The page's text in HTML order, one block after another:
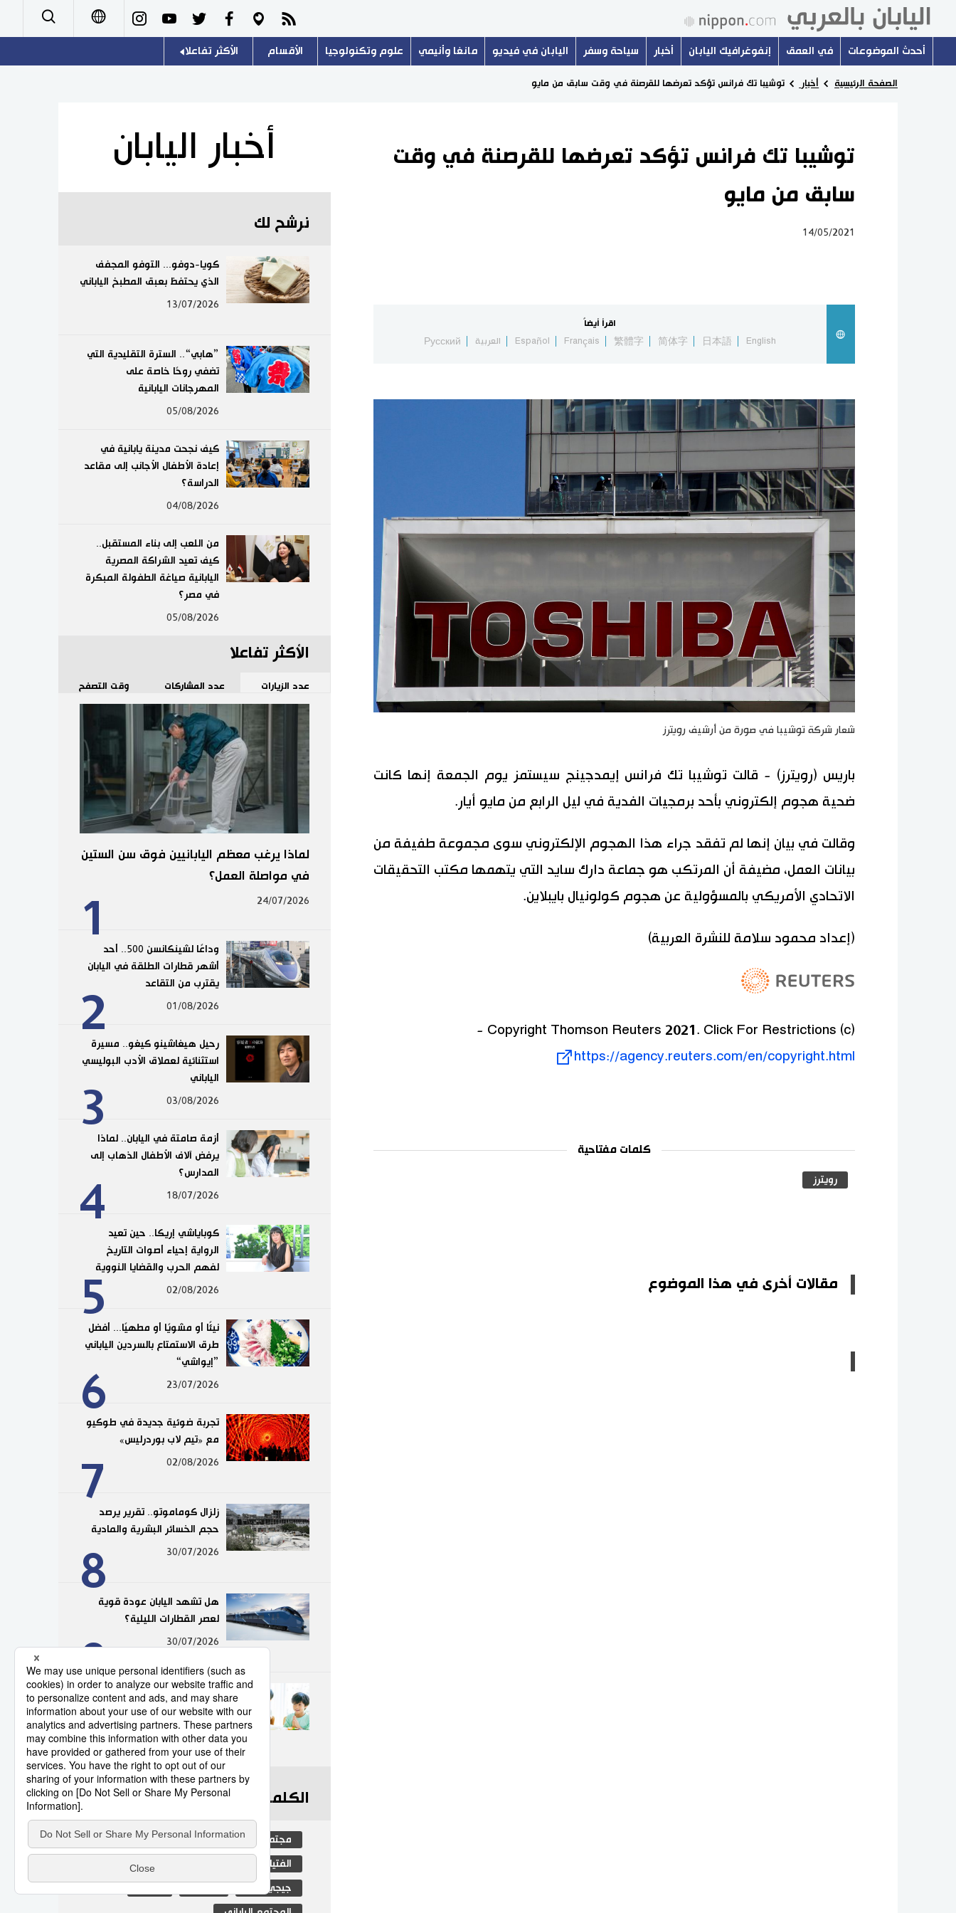
أحدث الموضوعات في العمق إنفوغرافيك اليابان أخبار سياحة وسفر اليابان في فيديو مانغا وأنيمي علوم وتكنولوجيا الأقسام
تجارب وآراء
سياسة
اقتصاد
مجتمع
ثقافة
طوكيو
الأكثر تفاعلا
هو وهي
المطبخ الياباني
الصفحة الرئيسية أخبار توشيبا تك فرانس تؤكد تعرضها للقرصنة في وقت سابق من مايو
توشيبا تك فرانس تؤكد تعرضها للقرصنة في وقت
سابق من مايو
14/05/2021
اقرأ أيضاً
English
日本語
简体字
繁體字
Français
Español العربية Русский
شعار شركة توشيبا في صورة من أرشيف رويترز
باريس (رويترز) - قالت توشيبا تك فرانس إيمدجينج سيستمز يوم الجمعة إنها كانت
ضحية هجوم إلكتروني بأحد برمجيات الفدية في ليل الرابع من مايو أيار.
وقالت في بيان إنها لم تفقد جراء هذا الهجوم الإلكتروني سوى مجموعة طفيفة من
بيانات العمل، مضيفة أن المرتكب هو جماعة دارك سايد التي يتهمها مكتب التحقيقات
الاتحادي الأمريكي بالمسؤولية عن هجوم كولونيال بايبلاين.
(إعداد محمود سلامة للنشرة العربية)
(c) Copyright Thomson Reuters 2021. Click For Restrictions -
https://agency.reuters.com/en/copyright.html
كلمات مفتاحية
رويترز
مقالات أخرى في هذا الموضوع
أخبار اليابان
نرشح لك
كويا-دوفو... التوفو المجفف
الذي يحتفظ بعبق المطبخ الياباني
13/07/2026
”هابي“.. السترة التقليدية التي
تضفي روحًا خاصة على
المهرجانات اليابانية
05/08/2026
كيف نجحت مدينة يابانية في
إعادة الأطفال الأجانب إلى مقاعد
الدراسة؟
04/08/2026
من اللعب إلى بناء المستقبل..
كيف تعيد الشراكة المصرية
اليابانية صياغة الطفولة المبكرة
في مصر؟
05/08/2026
الأكثر تفاعلا
عدد الزيارات عدد المشاركات وقت التصفح
1
لماذا يرغب معظم اليابانيين فوق سن الستين
في مواصلة العمل؟
24/07/2026
2
وداعًا لشينكانسن 500.. أحد
أشهر قطارات الطلقة في اليابان
يقترب من التقاعد
01/08/2026
3
رحيل هيغاشينو كيغو.. مسيرة
استثنائية لعملاق الأدب البوليسي
الياباني
03/08/2026
4
أزمة صامتة في اليابان.. لماذا
يرفض آلاف الأطفال الذهاب إلى
المدارس؟
18/07/2026
5
كوباياشي إريكا.. حين تعيد
الرواية إحياء أصوات التاريخ
لفهم الحرب والقضايا النووية
02/08/2026
6
نيئًا أو مشويًا أو مطهيًا... أفضل
طرق الاستمتاع بالسردين الياباني
”إيواشي“
23/07/2026
7
تجربة ضوئية جديدة في طوكيو
مع «تيم لاب بوردرليس»
02/08/2026
8
زلزال كوماموتو.. تقرير يرصد
حجم الخسائر البشرية والمادية
30/07/2026
9
هل تشهد اليابان عودة قوية
لعصر القطارات الليلية؟
30/07/2026
10
«إيتاداكيماسو».. لماذا يقول
اليابانيون هذه العبارة قبل تناول
الطعام؟
07/07/2026
الكلمات الأكثر بحثا
مجتمع التعليم الياباني الجنس
الفتيات
جيجي برس